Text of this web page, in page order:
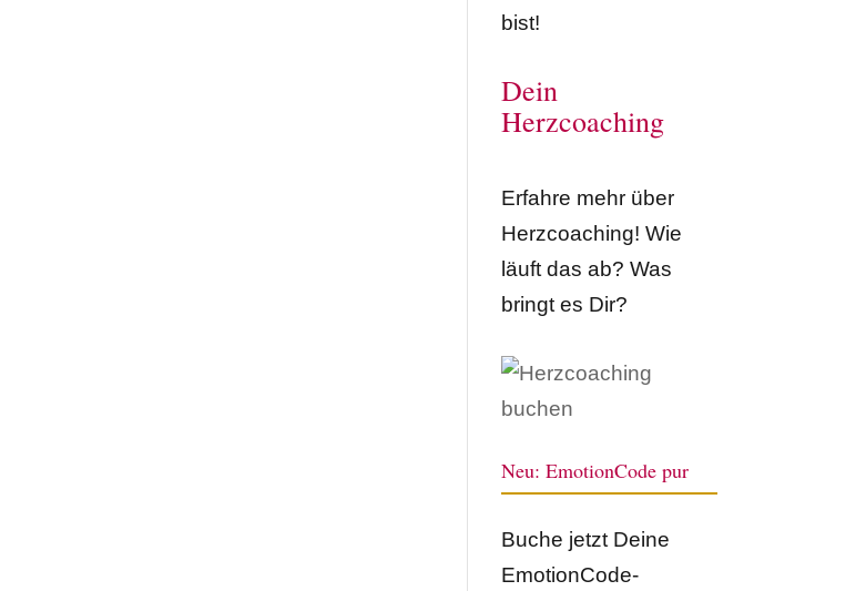
bist!
Dein
Herzcoaching
Erfahre mehr über
Herzcoaching! Wie
läuft das ab? Was
bringt es Dir?
Neu: EmotionCode pur
Buche jetzt Deine
EmotionCode-